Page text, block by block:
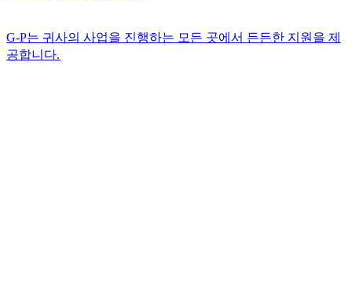
G-P는 귀사의 사업을 진행하는 모든 곳에서 든든한 지원을 제
공합니다.​​